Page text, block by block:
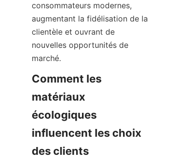
consommateurs modernes,
augmentant la fidélisation de la
clientèle et ouvrant de
nouvelles opportunités de
Comment les
matériaux
écologiques
influencent les choix